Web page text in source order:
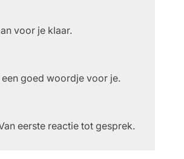
voor je klaar.
goed woordje voor je.
eerste reactie tot gesprek.